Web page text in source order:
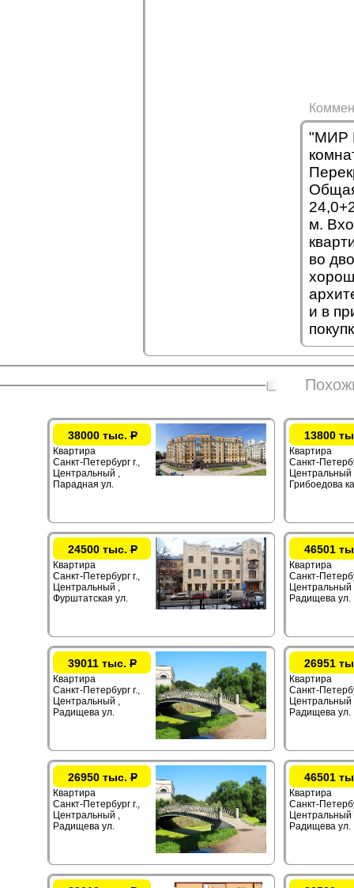
"МИР
м.
во
и в
38000 тыс.Р
Квартира
Санкт-Петербург г.,
Центральный ,
Парадная ул.
13800
Квартира
Санкт-
Центральный
Грибоедова
24500 тыс.Р
Квартира
Санкт-Петербург г.,
Центральный ,
Фурштатская ул.
46501
Квартира
Санкт-
Центральный
Радищева ул.
39011 тыс. Р
Квартира
Санкт-Петербург г.,
Центральный ,
Радищева ул.
26951
Квартира
Санкт-
Центральный
Радищева ул.
26950 тыс.Р
Квартира
Санкт-Петербург г.,
Центральный ,
Радищева ул.
46501
Квартира
Санкт-
Центральный
Радищева ул.